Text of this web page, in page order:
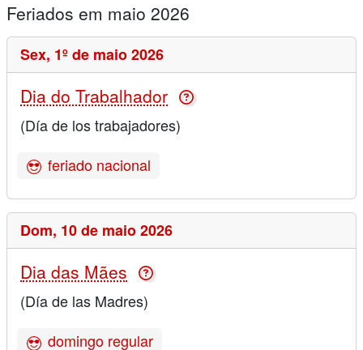
Feriados em maio 2026
Sex, 1º de maio 2026
Dia do Trabalhador
(Día de los trabajadores)
feriado nacional
Dom, 10 de maio 2026
Dia das Mães
(Día de las Madres)
domingo regular